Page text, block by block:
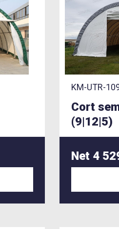
KM-UTR-
Cort
(9|12|5)
Net 4